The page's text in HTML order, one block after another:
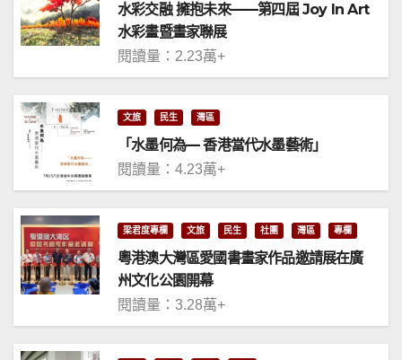
水彩交融 擁抱未來——第四屆 Joy In Art
水彩畫暨畫家聯展
閱讀量：2.23萬+
文旅 民生 灣區
「水墨何為— 香港當代水墨藝術」
閱讀量：4.23萬+
梁君度專欄 文旅 民生 社團 灣區 專欄
粵港澳大灣區愛國書畫家作品邀請展在廣
州文化公園開幕
閱讀量：3.28萬+